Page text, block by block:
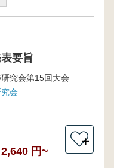
要旨
究会第15回大会
会
2,640 円~
＋